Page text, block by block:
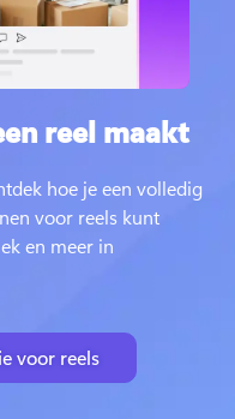
reel maakt
hoe je een volledig
voor reels kunt
en meer in
voor reels